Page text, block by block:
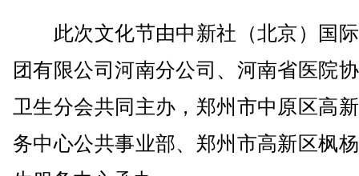
此次文化节由中新社（北京）国
团有限公司河南分公司、河南省医院
卫生分会共同主办，郑州市中原区高
务中心公共事业部、郑州市高新区枫